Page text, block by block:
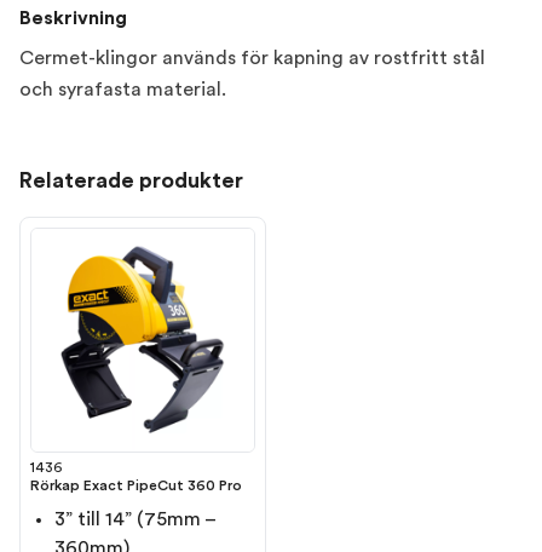
Beskrivning
Cermet-klingor används för kapning av rostfritt stål
och syrafasta material.
Relaterade produkter
1436
Rörkap Exact PipeCut 360 Pro
3” till 14” (75mm –